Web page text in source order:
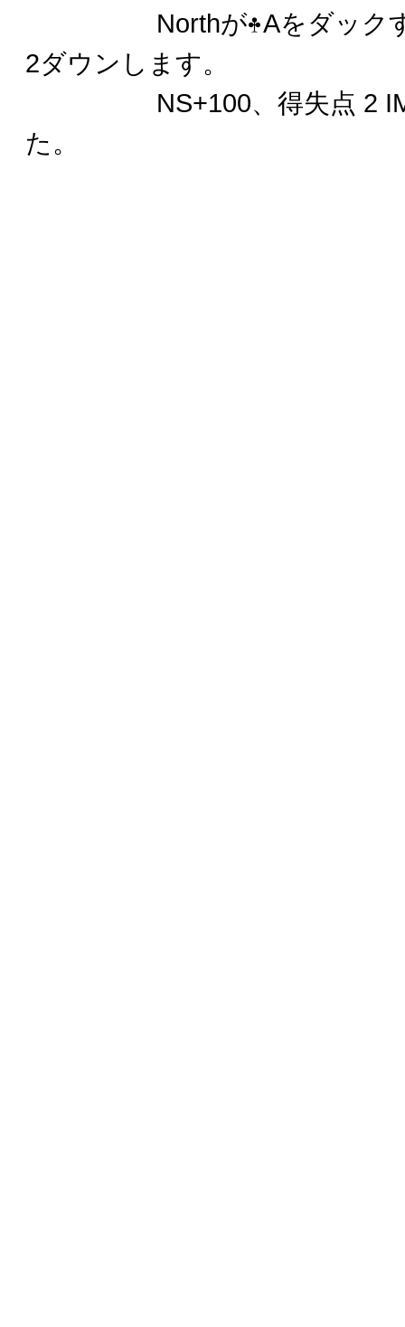
Northが Aをダック
2ダウンします。
NS+100、得失点 2 IMP
た。